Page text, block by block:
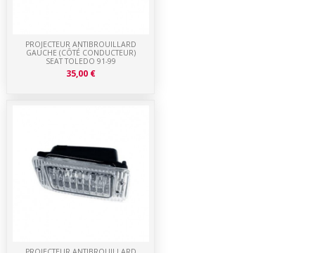
PROJECTEUR ANTIBROUILLARD
GAUCHE (CÔTÉ CONDUCTEUR)
SEAT TOLEDO 91-99
35,00 €